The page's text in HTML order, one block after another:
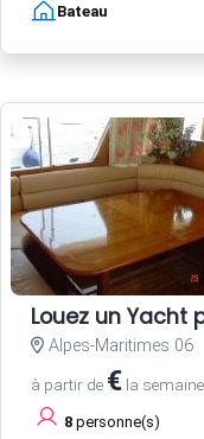
Bateau
Louez un Yacht
Alpes-Maritimes 06
à partir de € la semaine
8 personne(s)